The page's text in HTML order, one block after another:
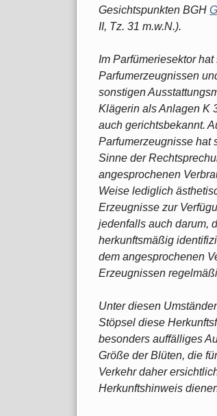
Gesichtspunkten BGH
II, Tz. 31 m.w.N.).
Im Parfümeriesektor
Parfumerzeugnissen
sonstigen
Klägerin als Anlagen K
auch gerichtsbekannt.
Parfumerzeugnisse hat
Sinne der
angesprochenen
Weise lediglich
Erzeugnisse zur
jedenfalls auch darum,
herkunftsmäßig
dem angesprochenen
Erzeugnissen
Unter diesen
Stöpsel diese
besonders auffälliges
Größe der Blüten, die
Verkehr daher
Herkunftshinweis